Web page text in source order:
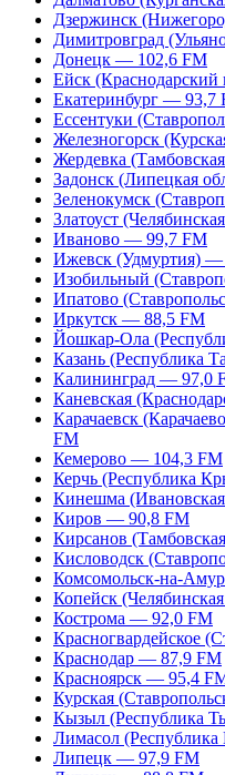
Дзержинск
Димитровград
Донецк — 102,6 FM
Ейск
Екатеринбург — 93,7
Ессентуки
Железногорск
Жердевка
Задонск (Липецкая
Зеленокумск
Златоуст
Иваново — 99,7 FM
Ижевск (Удмуртия) —
Изобильный
Ипатово
Иркутск — 88,5 FM
Йошкар-Ола
Казань (Республика
Калининград — 97,0
Каневская
Карачаевск
FM
Кемерово — 104,3 FM
Керчь (Республика
Кинешма
Киров — 90,8 FM
Кирсанов
Кисловодск
Комсомольск-на-
Копейск
Кострома — 92,0 FM
Красногвардейское
Краснодар — 87,9 FM
Красноярск — 95,4
Курская
Кызыл (Республика
Лимасол
Липецк — 97,9 FM